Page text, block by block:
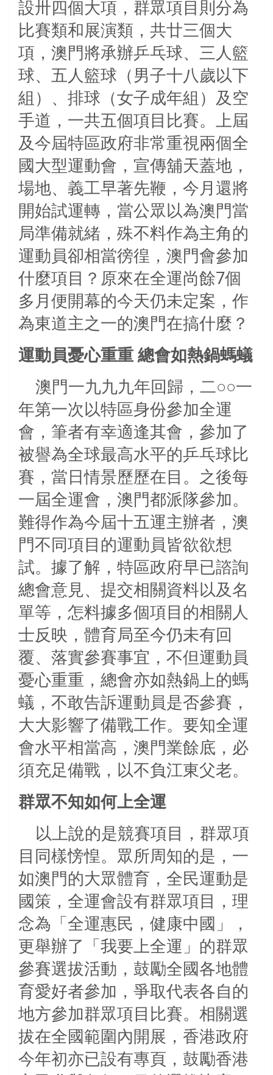
設卅四個大項，群眾項目則分為
比賽類和展演類，共廿三個大
項，澳門將承辦乒乓球、三人籃
球、五人籃球（男子十八歲以下
組）、排球（女子成年組）及空
手道，一共五個項目比賽。上屆
及今屆特區政府非常重視兩個全
國大型運動會，宣傳舖天蓋地，
場地、義工早著先鞭，今月還將
開始試運轉，當公眾以為澳門當
局準備就緒，殊不料作為主角的
運動員卻相當徬徨，澳門會參加
什麼項目？原來在全運尚餘7個
多月便開幕的今天仍未定案，作
為東道主之一的澳門在搞什麼？
運動員憂心重重 總會如熱鍋螞蟻
澳門一九九九年回歸，二○○一
年第一次以特區身份參加全運
會，筆者有幸適逢其會，參加了
被譽為全球最高水平的乒乓球比
賽，當日情景歷歷在目。之後每
一屆全運會，澳門都派隊參加。
難得作為今屆十五運主辦者，澳
門不同項目的運動員皆欲欲想
試。據了解，特區政府早已諮詢
總會意見、提交相關資料以及名
單等，怎料據多個項目的相關人
士反映，體育局至今仍未有回
覆、落實參賽事宜，不但運動員
憂心重重，總會亦如熱鍋上的螞
蟻，不敢告訴運動員是否參賽，
大大影響了備戰工作。要知全運
會水平相當高，澳門業餘底，必
須充足備戰，以不負江東父老。
群眾不知如何上全運
以上說的是競賽項目，群眾項
目同樣㥬惶。眾所周知的是，一
如澳門的大眾體育，全民運動是
國策，全運會設有群眾項目，理
念為「全運惠民，健康中國」，
更舉辦了「我要上全運」的群眾
參賽選拔活動，鼓勵全國各地體
育愛好者參加，爭取代表各自的
地方參加群眾項目比賽。相關選
拔在全國範圍內開展，香港政府
今年初亦已設有專頁，鼓勵香港